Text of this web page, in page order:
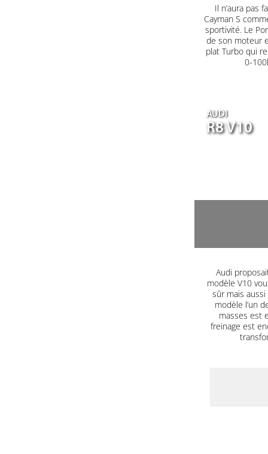
Il n’aura pas
Cayman S
sportivité. Le
de son moteur
plat Turbo qui
0-
AUDI
R8 V10
Audi
modèle V10
sûr mais
modèle l’un
masses est
freinage est